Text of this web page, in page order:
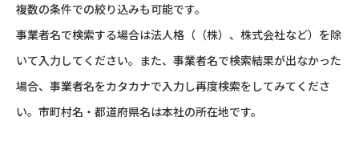
複数の条件での絞り込みも可能です。
事業者名で検索する場合は法人格（（株）、株式会社など）を除
いて入力してください。また、事業者名で検索結果が出なかった
場合、事業者名をカタカナで入力し再度検索をしてみてくださ
い。市町村名・都道府県名は本社の所在地です。